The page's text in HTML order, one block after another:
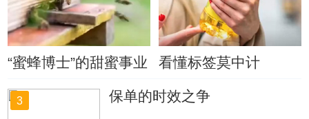
“蜜蜂博士”的甜蜜事业 看懂标签莫中计
3 保单的时效之争